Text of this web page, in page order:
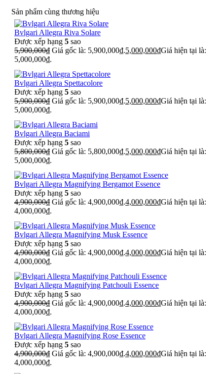
Sản phẩm cùng thương hiệu
Bvlgari Allegra Riva Solare
Được xếp hạng 5 sao
5,900,000₫ Giá gốc là: 5,900,000₫.5,000,000₫Giá hiện tại là:
5,000,000₫.
Bvlgari Allegra Spettacolore
Được xếp hạng 5 sao
5,900,000₫ Giá gốc là: 5,900,000₫.5,000,000₫Giá hiện tại là:
5,000,000₫.
Bvlgari Allegra Baciami
Được xếp hạng 5 sao
5,800,000₫ Giá gốc là: 5,800,000₫.5,000,000₫Giá hiện tại là:
5,000,000₫.
Bvlgari Allegra Magnifying Bergamot Essence
Được xếp hạng 5 sao
4,900,000₫ Giá gốc là: 4,900,000₫.4,000,000₫Giá hiện tại là:
4,000,000₫.
Bvlgari Allegra Magnifying Musk Essence
Được xếp hạng 5 sao
4,900,000₫ Giá gốc là: 4,900,000₫.4,000,000₫Giá hiện tại là:
4,000,000₫.
Bvlgari Allegra Magnifying Patchouli Essence
Được xếp hạng 5 sao
4,900,000₫ Giá gốc là: 4,900,000₫.4,000,000₫Giá hiện tại là:
4,000,000₫.
Bvlgari Allegra Magnifying Rose Essence
Được xếp hạng 5 sao
4,900,000₫ Giá gốc là: 4,900,000₫.4,000,000₫Giá hiện tại là:
4,000,000₫.